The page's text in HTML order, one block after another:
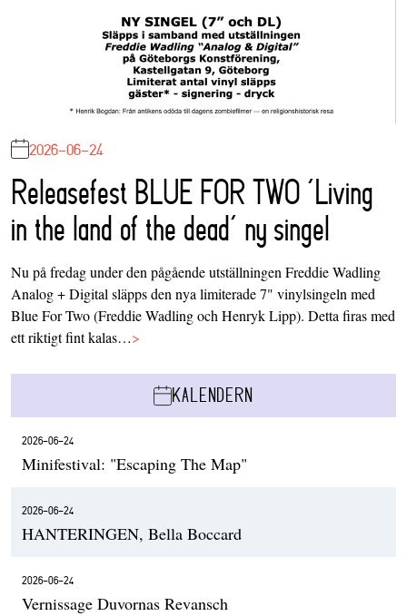
2026-06-24
Releasefest BLUE FOR TWO ‘Living
in the land of the dead’ ny singel
Nu på fredag under den pågående utställningen Freddie Wadling
Analog + Digital släpps den nya limiterade 7" vinylsingeln med
Blue For Two (Freddie Wadling och Henryk Lipp). Detta firas med
ett riktigt fint kalas…>
KALENDERN
2026-06-24
Minifestival: "Escaping The Map"
2026-06-24
HANTERINGEN, Bella Boccard
2026-06-24
Vernissage Duvornas Revansch